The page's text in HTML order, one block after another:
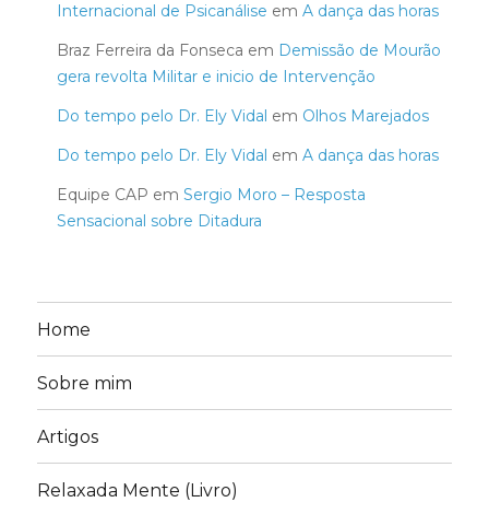
Internacional de Psicanálise em A dança das horas
Braz Ferreira da Fonseca em Demissão de Mourão
gera revolta Militar e inicio de Intervenção
Do tempo pelo Dr. Ely Vidal em Olhos Marejados
Do tempo pelo Dr. Ely Vidal em A dança das horas
Equipe CAP em Sergio Moro – Resposta
Sensacional sobre Ditadura
Home
Sobre mim
Artigos
Relaxada Mente (Livro)